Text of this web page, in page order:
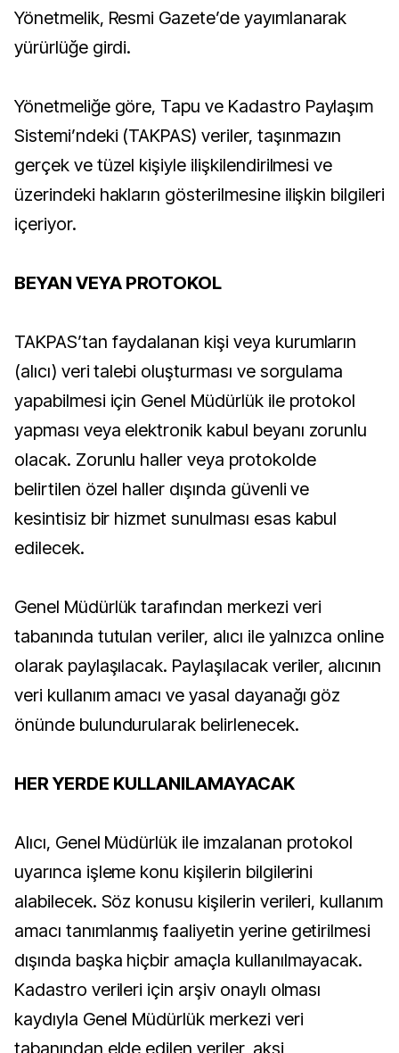
Yönetmelik, Resmi Gazete’de yayımlanarak
yürürlüğe girdi.
Yönetmeliğe göre, Tapu ve Kadastro Paylaşım
Sistemi’ndeki (TAKPAS) veriler, taşınmazın
gerçek ve tüzel kişiyle ilişkilendirilmesi ve
üzerindeki hakların gösterilmesine ilişkin bilgileri
içeriyor.
BEYAN VEYA PROTOKOL
TAKPAS’tan faydalanan kişi veya kurumların
(alıcı) veri talebi oluşturması ve sorgulama
yapabilmesi için Genel Müdürlük ile protokol
yapması veya elektronik kabul beyanı zorunlu
olacak. Zorunlu haller veya protokolde
belirtilen özel haller dışında güvenli ve
kesintisiz bir hizmet sunulması esas kabul
edilecek.
Genel Müdürlük tarafından merkezi veri
tabanında tutulan veriler, alıcı ile yalnızca online
olarak paylaşılacak. Paylaşılacak veriler, alıcının
veri kullanım amacı ve yasal dayanağı göz
önünde bulundurularak belirlenecek.
HER YERDE KULLANILAMAYACAK
Alıcı, Genel Müdürlük ile imzalanan protokol
uyarınca işleme konu kişilerin bilgilerini
alabilecek. Söz konusu kişilerin verileri, kullanım
amacı tanımlanmış faaliyetin yerine getirilmesi
dışında başka hiçbir amaçla kullanılmayacak.
Kadastro verileri için arşiv onaylı olması
kaydıyla Genel Müdürlük merkezi veri
tabanından elde edilen veriler, aksi